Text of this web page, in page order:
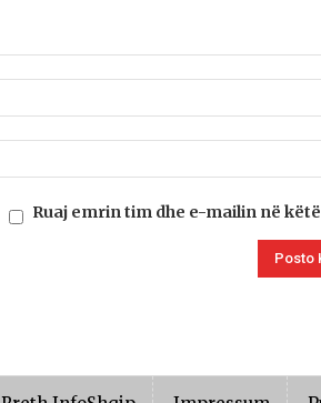
Ruaj emrin tim dhe e-mailin në